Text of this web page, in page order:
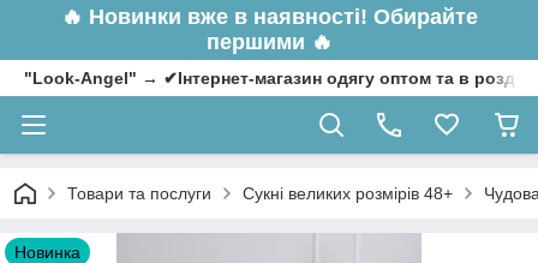
🔥 Новинки вже в наявності! Обирайте
першими 🔥
"Look-Angel" → ✔Інтернет-магазин одягу оптом та в
Товари та послуги Сукні великих розмірів 48+
Новинка